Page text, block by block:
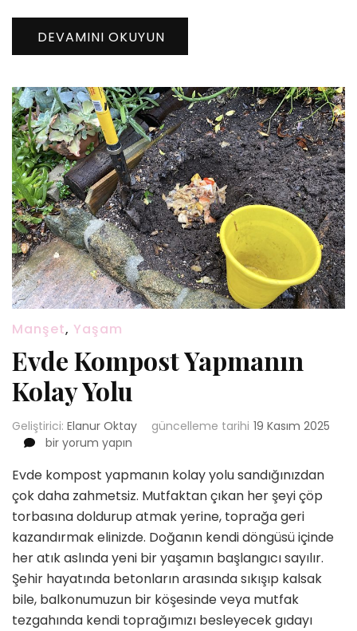
DEVAMINI OKUYUN
Manşet, Yaşam
Evde Kompost Yapmanın
Kolay Yolu
Geliştirici: Elanur Oktay güncelleme tarihi 19 Kasım 2025
Evde
Yapmanın
Kolay
için
bir yorum yapın
Evde kompost yapmanın kolay yolu sandığınızdan
çok daha zahmetsiz. Mutfaktan çıkan her şeyi çöp
torbasına doldurup atmak yerine, toprağa geri
kazandırmak elinizde. Doğanın kendi döngüsü içinde
her atık aslında yeni bir yaşamın başlangıcı sayılır.
Şehir hayatında betonların arasında sıkışıp kalsak
bile, balkonumuzun bir köşesinde veya mutfak
tezgahında kendi toprağımızı besleyecek gıdayı